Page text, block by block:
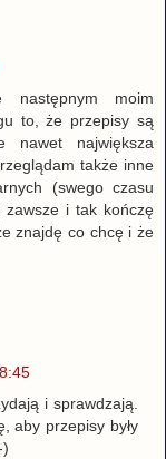
moim
to, że przepisy są
nawet największa
także inne
(swego czasu
zawsze i tak kończę
znajdę co chcę i że
i sprawdzają.
aby przepisy były